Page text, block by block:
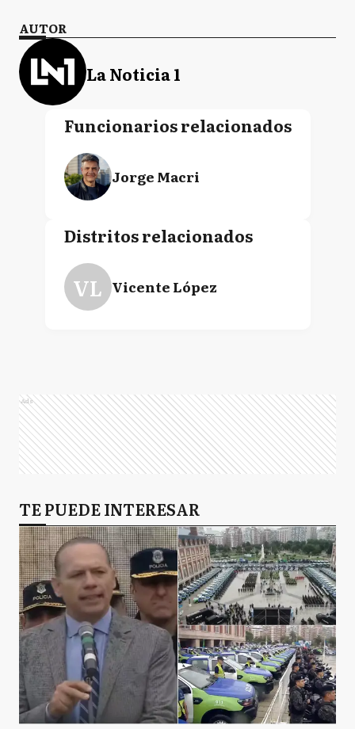
AUTOR
La Noticia 1
Funcionarios relacionados
Jorge Macri
Distritos relacionados
VL Vicente López
Ads
TE PUEDE INTERESAR